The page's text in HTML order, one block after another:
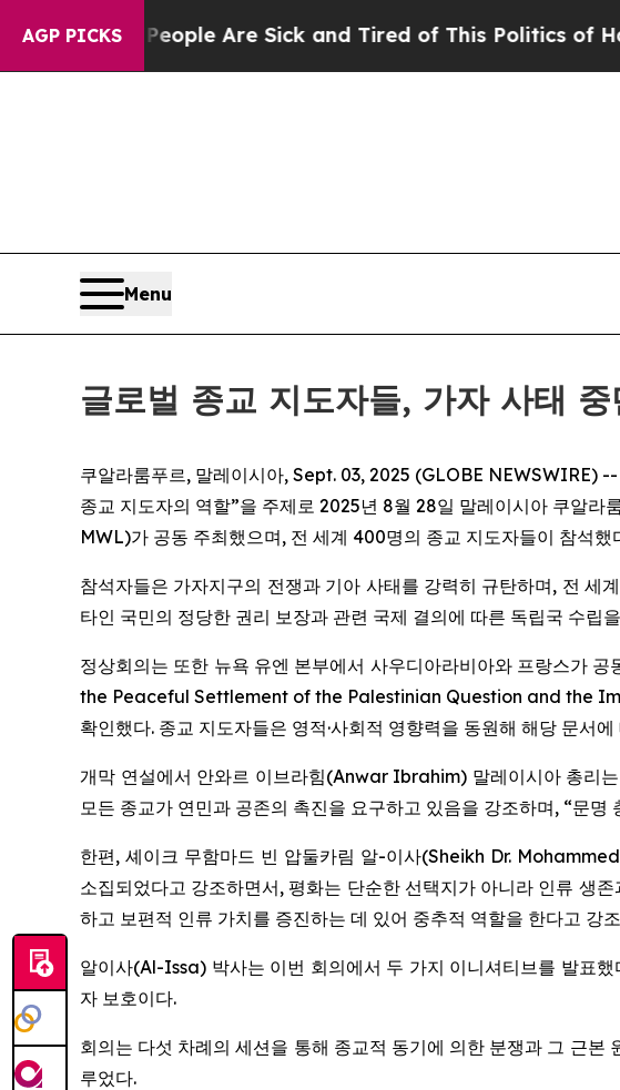
AGP PICKS
Win: “People Are Sick and Tired of This Politics of Hatred”
Menu
글로벌 종교 지도자들, 가자 사태
쿠알라룸푸르, 말레이시아, Sept. 03, 2025 (GLOBE
종교 지도자의 역할”을 주제로 2025년 8월 28일 말레이시아 쿠알
MWL)가 공동 주최했으며, 전 세계 400명의 종교 지도자들이 참석했
참석자들은 가자지구의 전쟁과 기아 사태를 강력히 규탄하며, 전 세
타인 국민의 정당한 권리 보장과 관련 국제 결의에 따른 독립국 수립
정상회의는 또한 뉴욕 유엔 본부에서 사우디아라비아와 프랑스가 공
the Peaceful Settlement of the Palestinian Question and the
확인했다. 종교 지도자들은 영적·사회적 영향력을 동원해 해당 문서
개막 연설에서 안와르 이브라힘(Anwar Ibrahim) 말레이시아 총리
모든 종교가 연민과 공존의 촉진을 요구하고 있음을 강조하며, “문명
한편, 셰이크 무함마드 빈 압둘카림 알-이사(Sheikh Dr.
소집되었다고 강조하면서, 평화는 단순한 선택지가 아니라 인류 생
하고 보편적 인류 가치를 증진하는 데 있어 중추적 역할을 한다고 강
알이사(Al-Issa) 박사는 이번 회의에서 두 가지 이니셔티브를 발표했
자 보호이다.
회의는 다섯 차례의 세션을 통해 종교적 동기에 의한 분쟁과 그 근
루었다.